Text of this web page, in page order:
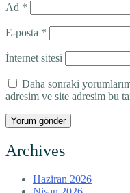
Ad *
E-posta *
İnternet sitesi
Daha sonraki
adresim ve site adresim bu
Archives
Haziran 2026